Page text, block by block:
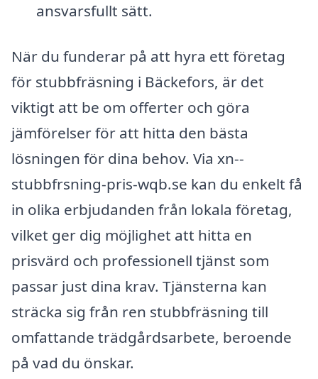
ansvarsfullt sätt.
När du funderar på att hyra ett företag
för stubbfräsning i Bäckefors, är det
viktigt att be om offerter och göra
jämförelser för att hitta den bästa
lösningen för dina behov. Via xn--
stubbfrsning-pris-wqb.se kan du enkelt få
in olika erbjudanden från lokala företag,
vilket ger dig möjlighet att hitta en
prisvärd och professionell tjänst som
passar just dina krav. Tjänsterna kan
sträcka sig från ren stubbfräsning till
omfattande trädgårdsarbete, beroende
på vad du önskar.